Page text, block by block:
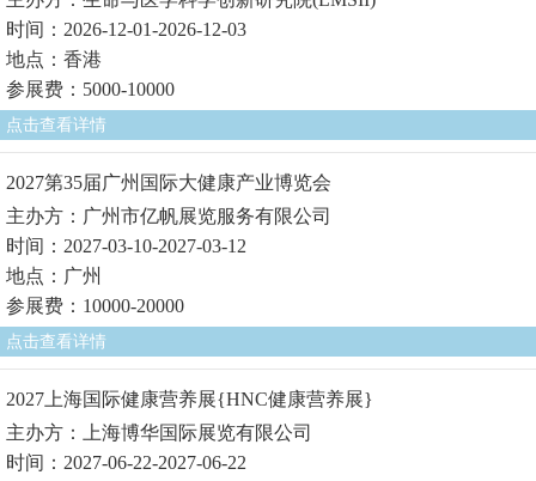
时间：2026-12-01-2026-12-03
地点：香港
参展费：5000-10000
点击查看详情
2027第35届广州国际大健康产业博览会
主办方：广州市亿帆展览服务有限公司
时间：2027-03-10-2027-03-12
地点：广州
参展费：10000-20000
点击查看详情
2027上海国际健康营养展{HNC健康营养展}
主办方：上海博华国际展览有限公司
时间：2027-06-22-2027-06-22